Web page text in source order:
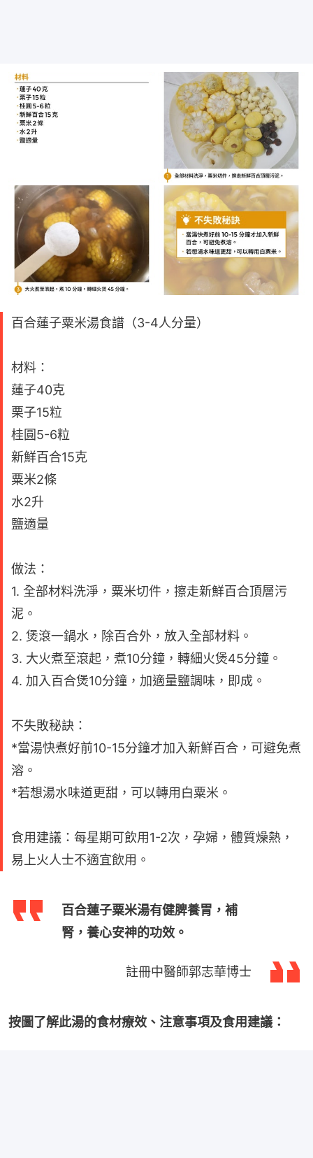
百合蓮子粟米湯食譜（3-4人分量）
材料：
蓮子40克
栗子15粒
桂圓5-6粒
新鮮百合15克
粟米2條
水2升
鹽適量
做法：
1. 全部材料洗淨，粟米切件，擦走新鮮百合頂層污
泥。
2. 煲滾一鍋水，除百合外，放入全部材料。
3. 大火煮至滾起，煮10分鐘，轉細火煲45分鐘。
4. 加入百合煲10分鐘，加適量鹽調味，即成。
不失敗秘訣：
*當湯快煮好前10-15分鐘才加入新鮮百合，可避免煮
溶。
*若想湯水味道更甜，可以轉用白粟米。
食用建議：每星期可飲用1-2次，孕婦，體質燥熱，
易上火人士不適宜飲用。
百合蓮子粟米湯有健脾養胃，補
腎，養心安神的功效。
註冊中醫師郭志華博士
按圖了解此湯的食材療效、注意事項及食用建議：